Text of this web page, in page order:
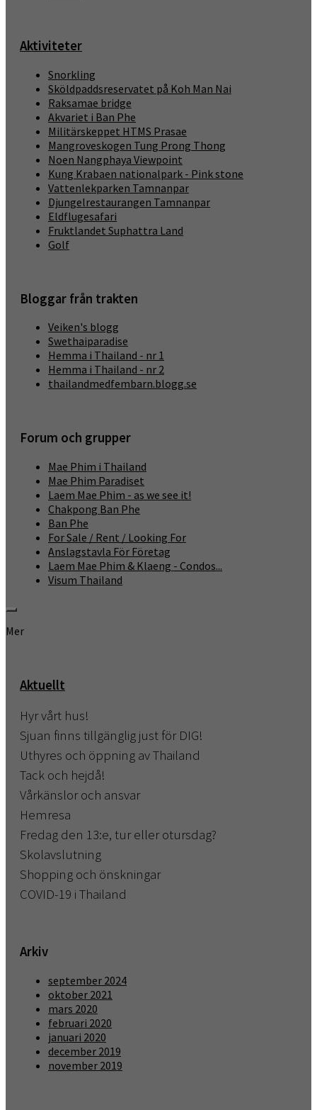
Aktiviteter
Snorkling
Sköldpaddsreservatet på Koh Man Nai
Raksamae bridge
Akvariet i Ban Phe
Militärskeppet HTMS Prasae
Mangroveskogen Tung Prong Thong
Noen Nangphaya Viewpoint
Kung Krabaen nationalpark - Pink stone
Vattenlekparken Tamnanpar
Djungelrestaurangen Tamnanpar
Eldflugesafari
Fruktlandet Suphattra Land
Golf
Bloggar från trakten
Veiken's blogg
Swethaiparadise
Hemma i Thailand - nr 1
Hemma i Thailand - nr 2
thailandmedfembarn.blogg.se
Forum och grupper
Mae Phim i Thailand
Mae Phim Paradiset
Laem Mae Phim - as we see it!
Chakpong Ban Phe
Ban Phe
For Sale / Rent / Looking For
Anslagstavla För Företag
Laem Mae Phim & Klaeng - Condos...
Visum Thailand
Mer
Aktuellt
Hyr vårt hus!
Sjuan finns tillgänglig just för DIG!
Uthyres och öppning av Thailand
Tack och hejdå!
Vårkänslor och ansvar
Hemresa
Fredag den 13:e, tur eller otursdag?
Skolavslutning
Shopping och önskningar
COVID-19 i Thailand
Arkiv
september 2024
oktober 2021
mars 2020
februari 2020
januari 2020
december 2019
november 2019